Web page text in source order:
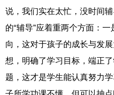
说，我们实在太忙，没时间
的“辅导”应着重两个方面：
向，这对于孩子的成长与发
想，明确了学习目标，端正
题，这才是学生能认真努力